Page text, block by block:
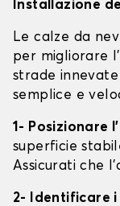
Installazione
Le calze da
per migliorare
strade
semplice e
1- Posizionare
superficie
Assicurati che
2- Identificare